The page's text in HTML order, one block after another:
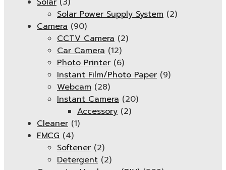
Solar Power Supply System (2)
Camera (90)
CCTV Camera (2)
Car Camera (12)
Photo Printer (6)
Instant Film/Photo Paper (9)
Webcam (28)
Instant Camera (20)
Accessory (2)
Cleaner (1)
FMCG (4)
Softener (2)
Detergent (2)